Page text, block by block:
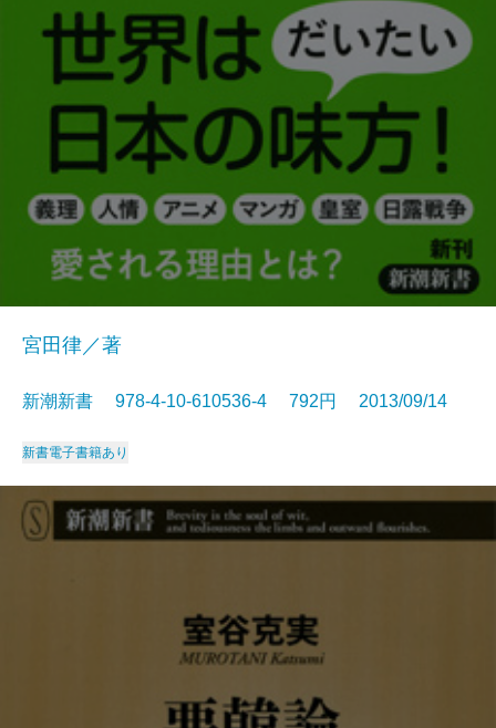
宮田律／著
新潮新書 978-4-10-610536-4 792円 2013/09/14
新書電子書籍あり